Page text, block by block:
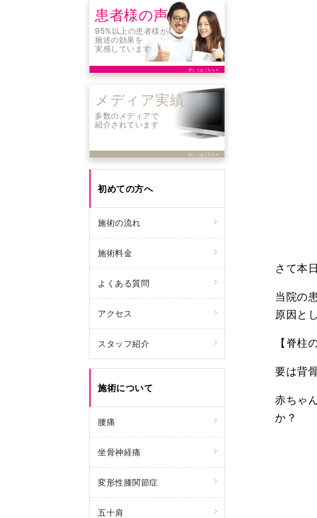
さて本
当院の
原因と
【脊柱
要は背
赤ちゃ
か？
患者様の声
95%以上の患者様が
施述の効果を
実感しています
詳しくはこちら arrow_forward
メディア実績
多数のメディアで
紹介されています
詳しくはこちら arrow_forward
初めての方へ
施術の流れ
施術料金
よくある質問
アクセス
スタッフ紹介
施術について
腰痛
坐骨神経痛
変形性膝関節症
五十肩